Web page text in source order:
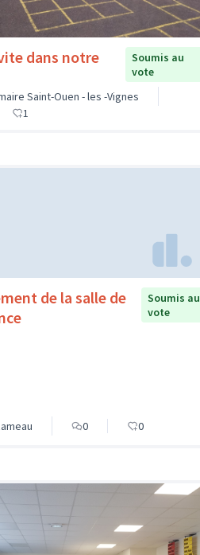
dans notre
Soumis au
vote
Saint-Ouen - les -Vignes
1
de la salle de
Soumis au
vote
0 0